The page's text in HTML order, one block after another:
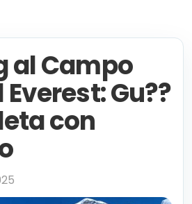
al Campo
Gu??
con